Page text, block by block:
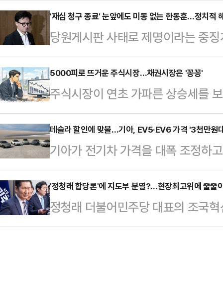
22일 더불어민주당과 조국혁신당
국민의힘 진로에 대한 고심도 깊어
상대적으로 결속력이 강한 전통 지
에서 쉽게 볼 수 없었던 '투사적' 면
가가 나온다. 하지만 일각에서는 정
측면에서 득보다 실이…
'재심 청구 종료' 눈앞에도 미동 없는 한동훈…정치적
당원게시판 사태로 제명이라는 중
심 신청을 하지 않겠다는 입장을 고
된 당무감사가 조작됐고, 자신을 찍
당내에선 장동혁 대표가 쌍특검 수
대한 제명을 결정할 가능성이 높아
를 놓치는 것이 아닌가 우려하고 있
분쟁까지 번진다면 한 전 대표의 정
고개를 들고 있다.…
5000피로 뜨거운 주식시장…채권시장은 '꽁꽁'
주식시장이 연초 가파른 상승세를
권시장에는 좀처럼 온기가 돌지 않
변수로 인한 변동성 우려까지 커지
관측이다.23일 금융투자협회에 따
리는 일제히 하락했다.3년 만기 국
2.9bp(1bp=0.01%포인트) 내린
물, 10년물은 각각 2.2bp,
3…
테슬라 할인에 맞불…기아, EV5·EV6 가격 '3천만원
기아가 전기차 가격을 대폭 조정하
EV6의 가격을 보조금 적용시
금융 혜택부터 구매 이후 배터리 및
델3의 가격을 보조금 적용시 3000
식해 맞불 작전에 돌입한 것으로 보
'정청래 합당론'에 지도부 분열?…현장최고위에 줄줄
정청래 더불어민주당 대표의 조국
원이 충북 현장 최고위원회의에 불